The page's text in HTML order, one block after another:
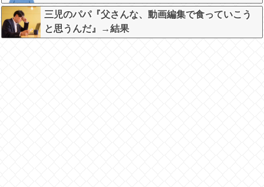
三児のパパ『父さんな、動画編集で食っていこう
と思うんだ』→結果